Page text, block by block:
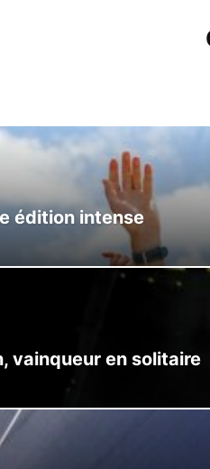
édition intense
vainqueur en solitaire